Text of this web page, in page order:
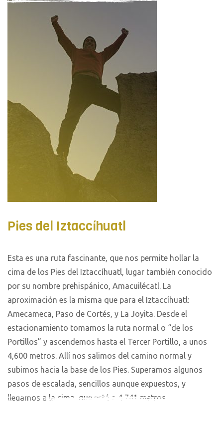
Pies del Iztaccíhuatl
Esta es una ruta fascinante, que nos permite hollar la
cima de los Pies del Iztaccíhuatl, lugar también conocido
por su nombre prehispánico, Amacuilécatl. La
aproximación es la misma que para el Iztaccíhuatl:
Amecameca, Paso de Cortés, y La Joyita. Desde el
estacionamiento tomamos la ruta normal o “de los
Portillos” y ascendemos hasta el Tercer Portillo, a unos
4,600 metros. Allí nos salimos del camino normal y
subimos hacia la base de los Pies. Superamos algunos
pasos de escalada, sencillos aunque expuestos, y
llegamos a la cima, que está a 4,741 metros.